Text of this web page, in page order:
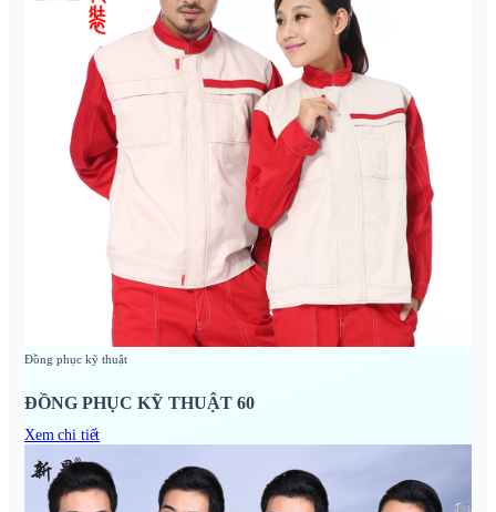
Đồng phục kỹ thuật
ĐỒNG PHỤC KỸ THUẬT 60
Xem chi tiết